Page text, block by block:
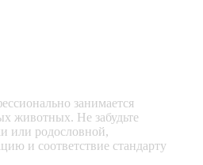
занимается
животных. Не забудьте
или родословной,
и соответствие стандарту